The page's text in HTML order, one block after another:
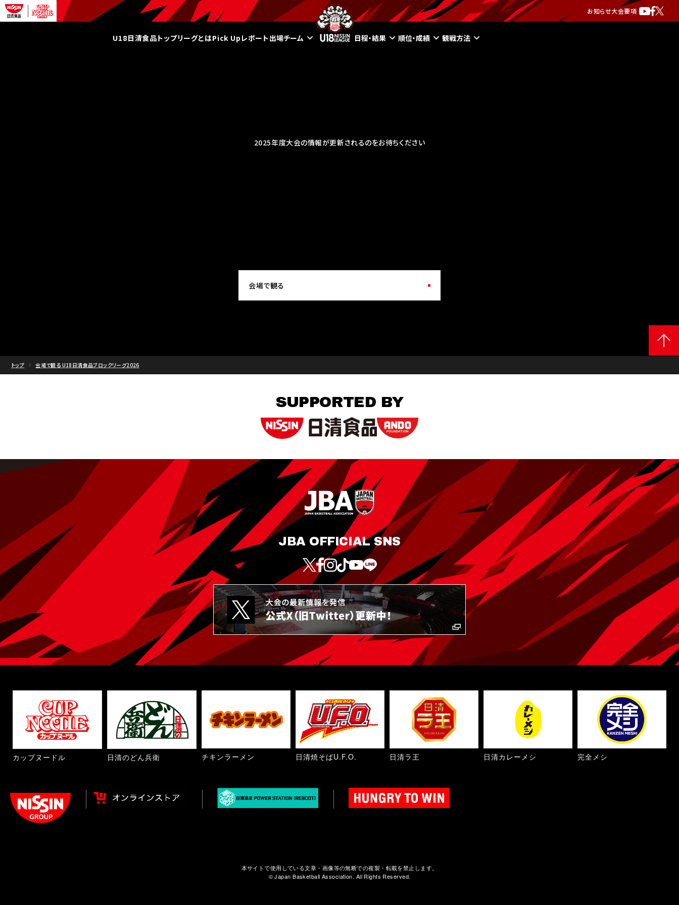
お知らせ大会要項
U18日清食品トップリーグとはPick Upレポート出場チーム 日程・結果 順位・成績 観戦方法
2025年度大会の情報が更新されるのをお待ちください
会場で観る
トップ 会場で観る U18日清食品ブロックリーグ2026
SUPPORTED BY
JBA OFFICIAL SNS
カップヌードル 日清のどん兵衛 チキンラーメン 日清焼そばU.F.O. 日清ラ王 日清カレーメシ 完全メシ
本サイトで使用している文章・画像等の無断での複製・転載を禁止します。
© Japan Basketball Association. All Rights Reserved.